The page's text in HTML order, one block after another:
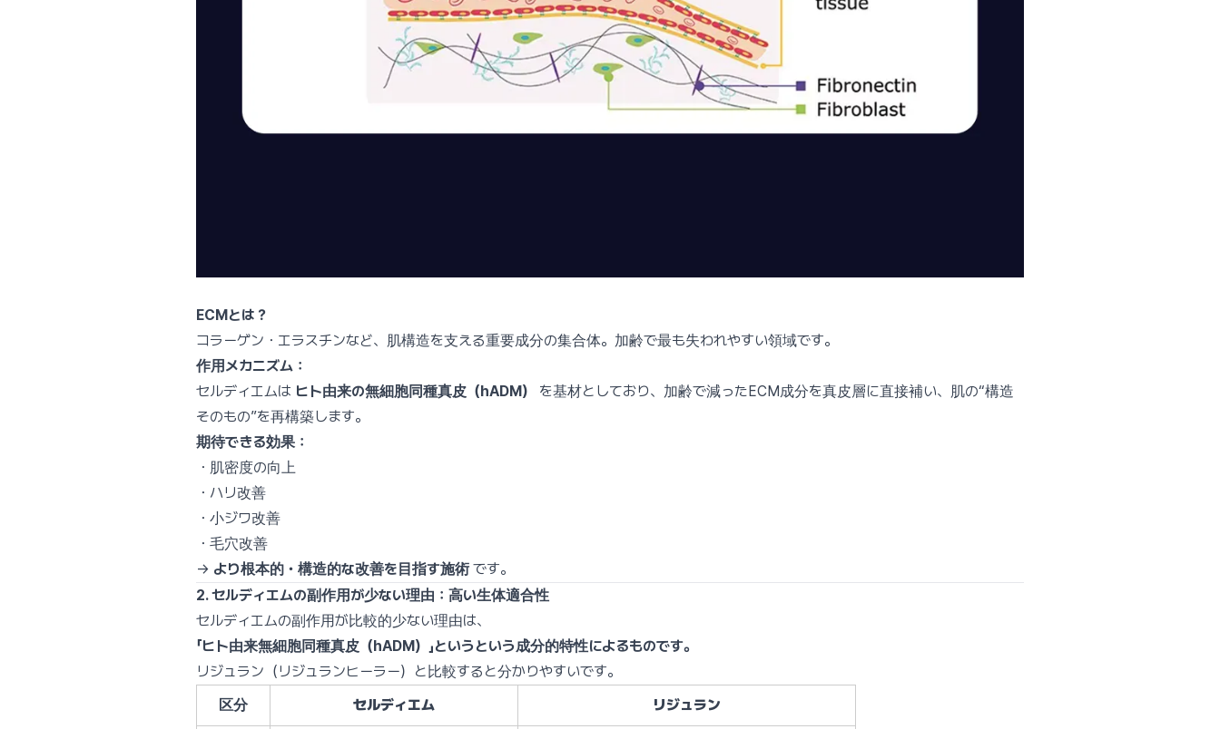
ECMとは？
コラーゲン・エラスチンなど、肌構造を支える重要成分の集合体。加齢で最も失われやすい領域です。
作用メカニズム：
セルディエムは ヒト由来の無細胞同種真皮（hADM）
を基材としており、加齢で減ったECM成分を真皮層に直接補い、肌の“構造
そのもの”を再構築します。
期待できる効果：
・肌密度の向上
・ハリ改善
・小ジワ改善
・毛穴改善
→ より根本的・構造的な改善を目指す施術 です。
2. セルディエムの副作用が少ない理由：高い生体適合性
セルディエムの副作用が比較的少ない理由は、
「ヒト由来無細胞同種真皮（hADM）」というという成分的特性によるものです。
リジュラン（リジュランヒーラー）と比較すると分かりやすいです。
区分
セルディエム リジュラン